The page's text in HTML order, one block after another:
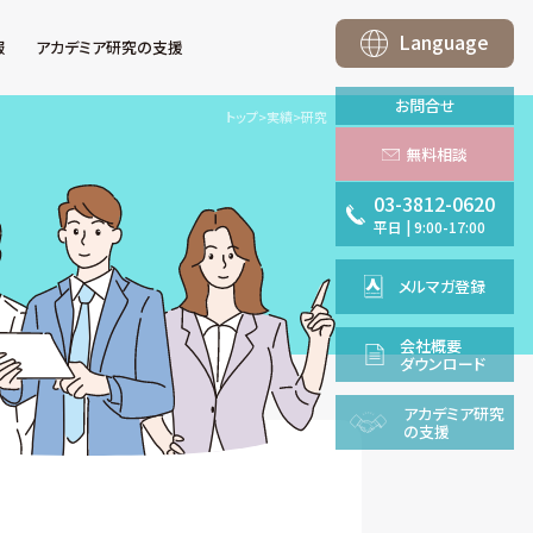
アカデミア研究の支援
トップ>実績>研究
Language
お問合せ
無料相談
03-3812-0620
平日 |9:00-17:00
メルマガ登録
会社概要
ダウンロード
アカデミア研究
の支援